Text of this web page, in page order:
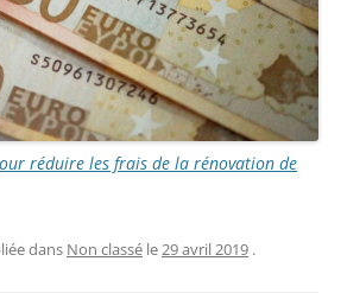
réduire les frais de la rénovation de
dans Non classé le29 avril 2019 .